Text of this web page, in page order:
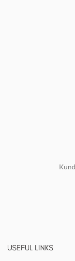
USEFUL LINKS